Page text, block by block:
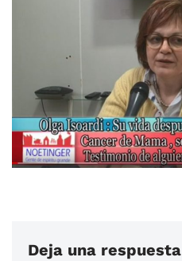
Deja una respuesta